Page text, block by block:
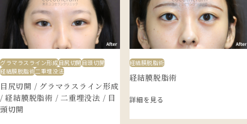
グラマラスライン形成目尻切開目頭切開
経結膜脱脂術二重埋没法
目尻切開 / グラマラスライン形成
/ 経結膜脱脂術 / 二重埋没法 / 目
頭切開
経結膜脱脂術
経結膜脱脂術
詳細を見る